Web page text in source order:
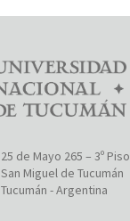
25 de Mayo 265 – 3º Piso
San Miguel de Tucumán
Tucumán - Argentina